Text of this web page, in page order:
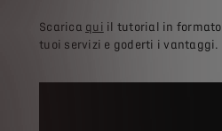
Scarica qui il tutorial in formato
tuoi servizi e goderti i vantaggi.